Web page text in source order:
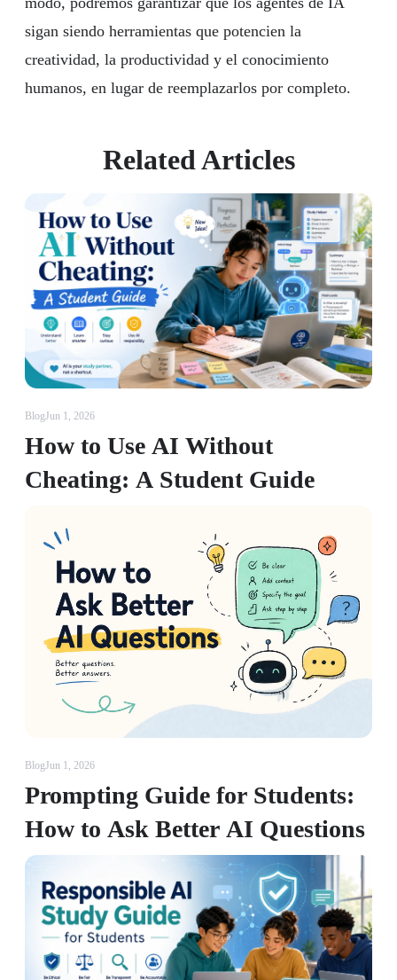
sigan siendo herramientas que potencien la
creatividad, la productividad y el conocimiento
humanos, en lugar de reemplazarlos por completo.
Related Articles
BlogJun 1, 2026
How to Use AI Without
Cheating: A Student Guide
BlogJun 1, 2026
Prompting Guide for Students:
How to Ask Better AI Questions